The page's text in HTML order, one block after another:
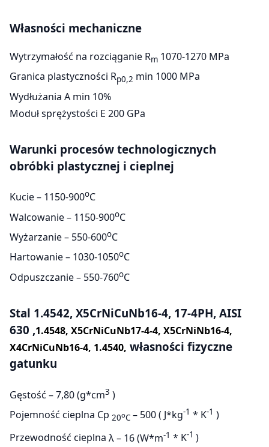
Własności mechaniczne
Wytrzymałość na rozciąganie Rm 1070-1270 MPa
Granica plastyczności Rp0,2 min 1000 MPa
Wydłużania A min 10%
Moduł sprężystości E 200 GPa
Warunki procesów technologicznych
obróbki plastycznej i cieplnej
Kucie – 1150-900oC
Walcowanie – 1150-900oC
Wyżarzanie – 550-600oC
Hartowanie – 1030-1050oC
Odpuszczanie – 550-760oC
Stal 1.4542, X5CrNiCuNb16-4, 17-4PH, AISI
630 ,1.4548, X5CrNiCuNb17-4-4, X5CrNiNb16-4,
X4CrNiCuNb16-4, 1.4540, własności fizyczne
gatunku
Gęstość – 7,80 (g*cm3 )
Pojemność cieplna Cp 20oC – 500 ( J*kg-1 * K-1 )
Przewodność cieplna λ – 16 (W*m-1 * K-1 )